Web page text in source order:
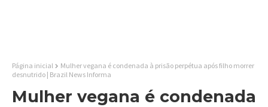
Página inicial
Mulher vegana é condenada à prisão perpétua após filho morrer
desnutrido | Brazil News Informa
Mulher vegana é condenada